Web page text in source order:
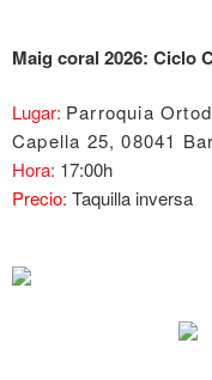
Maig coral 2026: Ciclo
Lugar: Parroquia
Capella 25, 08041
Hora: 17:00h
Precio: Taquilla inversa